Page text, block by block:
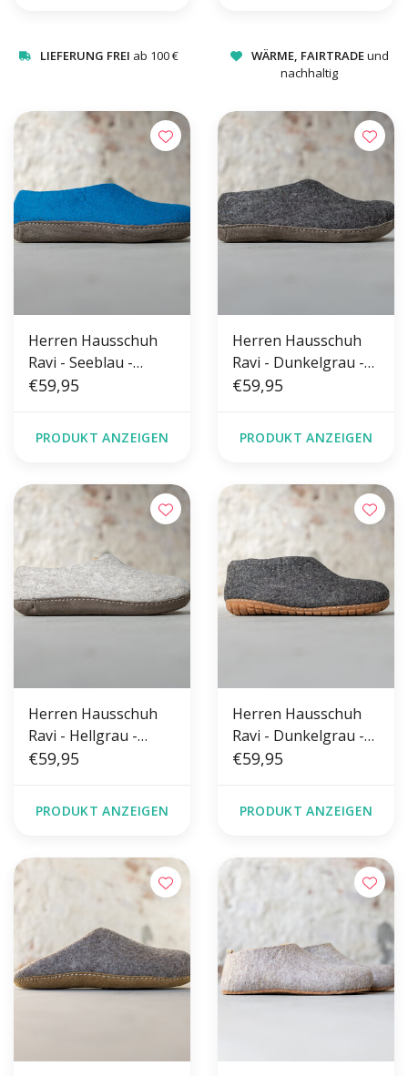
LIEFERUNG FREI ab 100 € WÄRME, FAIRTRADEund
nachhaltig
Herren Hausschuh
Ravi - Seeblau -
Größe 42-46 - Weiche
€59,95
PRODUKT ANZEIGEN
Herren Hausschuh
Ravi - Dunkelgrau -
Größe 42-46 - Weiche
€59,95
PRODUKT ANZEIGEN
Herren Hausschuh
Ravi - Hellgrau -
Größe 42-46 - Weiche
€59,95
PRODUKT ANZEIGEN
Herren Hausschuh
Ravi - Dunkelgrau -
Größe 42-46 - Harte
€59,95
PRODUKT ANZEIGEN